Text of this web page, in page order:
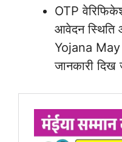
OTP
आवेदन
Yojana
जानकारी दिख